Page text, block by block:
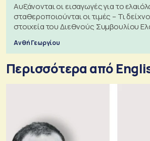
Αυξάνονται οι εισαγωγές για το
σταθεροποιούνται οι τιμές – Τι
στοιχεία του Διεθνούς Συμβουλίου
Ανθή Γεωργίου
Περισσότερα από